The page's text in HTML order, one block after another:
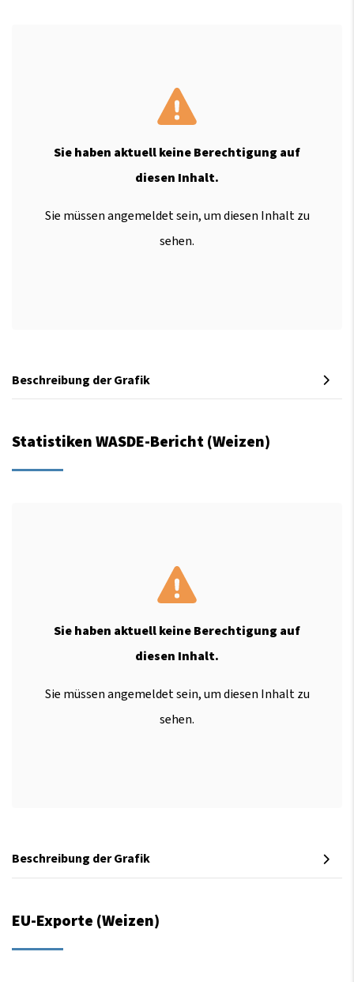
Sie haben aktuell keine Berechtigung auf
diesen Inhalt.
Sie müssen angemeldet sein, um diesen Inhalt zu
sehen.
Beschreibung der Grafik
Statistiken WASDE-Bericht (Weizen)
Sie haben aktuell keine Berechtigung auf
diesen Inhalt.
Sie müssen angemeldet sein, um diesen Inhalt zu
sehen.
Beschreibung der Grafik
EU-Exporte (Weizen)